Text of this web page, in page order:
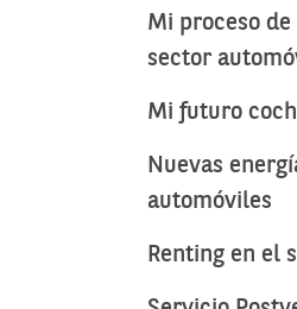
Mi proceso
sector
Mi futuro
Nuevas
automóviles
Renting en el